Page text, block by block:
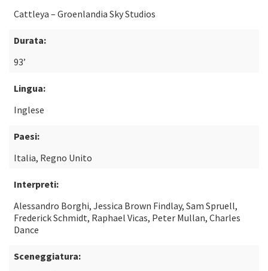
Cattleya – Groenlandia Sky Studios
Durata:
93’
Lingua:
Inglese
Paesi:
Italia, Regno Unito
Interpreti:
Alessandro Borghi, Jessica Brown Findlay, Sam Spruell,
Frederick Schmidt, Raphael Vicas, Peter Mullan, Charles
Dance
Sceneggiatura: